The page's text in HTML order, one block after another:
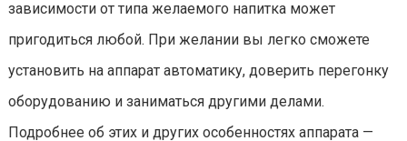
зависимости от типа желаемого напитка может
пригодиться любой. При желании вы легко сможете
установить на аппарат автоматику, доверить перегонку
оборудованию и заниматься другими делами.
Подробнее об этих и других особенностях аппарата —